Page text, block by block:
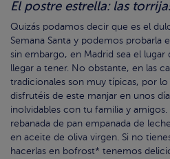
El postre estrella: las
Quizás podamos decir que es el
Semana Santa y podemos probarla
sin embargo, en Madrid sea el lugar
llegar a tener. No obstante, en las
tradicionales son muy típicas, por
disfrutéis de este manjar en unos
inolvidables con tu familia y amigos.
rebanada de pan empanada de
en aceite de oliva virgen. Si no
hacerlas en bofrost* tenemos